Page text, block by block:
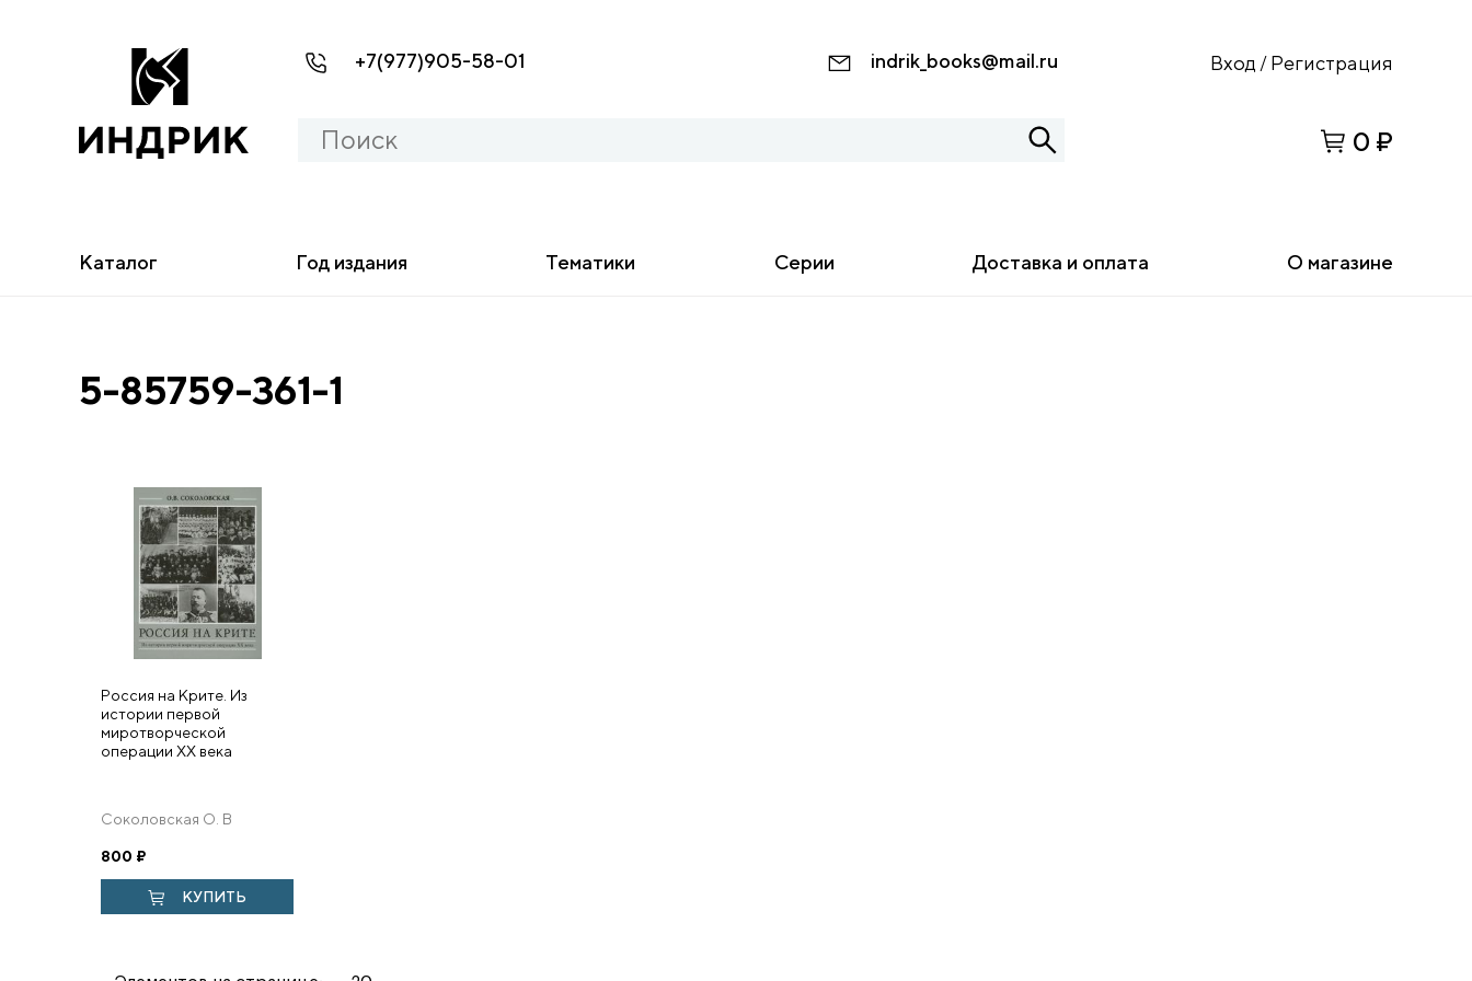
+7(977)905-58-01 indrik_books@mail.ru Вход / Регистрация
0 ₽
Каталог Год издания Тематики Серии Доставка и оплата О магазине
5-85759-361-1
Россия на Крите. Из
истории первой
миротворческой
операции XX века
Соколовская О. В
800 ₽
КУПИТЬ